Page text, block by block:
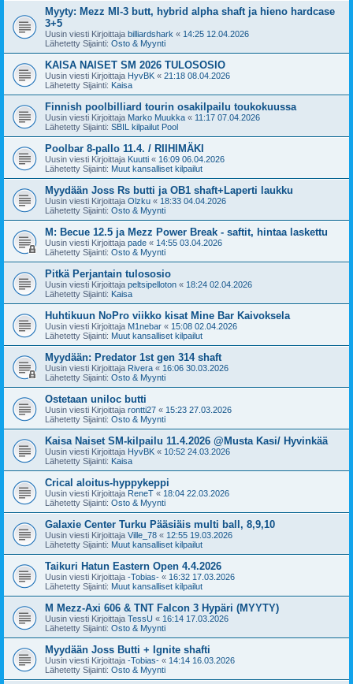
Myyty: Mezz MI-3 butt, hybrid alpha shaft ja hieno hardcase
3+5
Uusin viesti Kirjoittaja billiardshark « 14:25 12.04.2026
Lähetetty Sijainti: Osto & Myynti
KAISA NAISET SM 2026 TULOSOSIO
Uusin viesti Kirjoittaja HyvBK « 21:18 08.04.2026
Lähetetty Sijainti: Kaisa
Finnish poolbilliard tourin osakilpailu toukokuussa
Uusin viesti Kirjoittaja Marko Muukka « 11:17 07.04.2026
Lähetetty Sijainti: SBIL kilpailut Pool
Poolbar 8-pallo 11.4. / RIIHIMÄKI
Uusin viesti Kirjoittaja Kuutti « 16:09 06.04.2026
Lähetetty Sijainti: Muut kansalliset kilpailut
Myydään Joss Rs butti ja OB1 shaft+Laperti laukku
Uusin viesti Kirjoittaja Olzku « 18:33 04.04.2026
Lähetetty Sijainti: Osto & Myynti
M: Becue 12.5 ja Mezz Power Break - saftit, hintaa laskettu
Uusin viesti Kirjoittaja pade « 14:55 03.04.2026
Lähetetty Sijainti: Osto & Myynti
Pitkä Perjantain tulososio
Uusin viesti Kirjoittaja peltsipelloton « 18:24 02.04.2026
Lähetetty Sijainti: Kaisa
Huhtikuun NoPro viikko kisat Mine Bar Kaivoksela
Uusin viesti Kirjoittaja M1nebar « 15:08 02.04.2026
Lähetetty Sijainti: Muut kansalliset kilpailut
Myydään: Predator 1st gen 314 shaft
Uusin viesti Kirjoittaja Rivera « 16:06 30.03.2026
Lähetetty Sijainti: Osto & Myynti
Ostetaan uniloc butti
Uusin viesti Kirjoittaja rontti27 « 15:23 27.03.2026
Lähetetty Sijainti: Osto & Myynti
Kaisa Naiset SM-kilpailu 11.4.2026 @Musta Kasi/ Hyvinkää
Uusin viesti Kirjoittaja HyvBK « 10:52 24.03.2026
Lähetetty Sijainti: Kaisa
Crical aloitus-hyppykeppi
Uusin viesti Kirjoittaja ReneT « 18:04 22.03.2026
Lähetetty Sijainti: Osto & Myynti
Galaxie Center Turku Pääsiäis multi ball, 8,9,10
Uusin viesti Kirjoittaja Ville_78 « 12:55 19.03.2026
Lähetetty Sijainti: Muut kansalliset kilpailut
Taikuri Hatun Eastern Open 4.4.2026
Uusin viesti Kirjoittaja -Tobias- « 16:32 17.03.2026
Lähetetty Sijainti: Muut kansalliset kilpailut
M Mezz-Axi 606 & TNT Falcon 3 Hypäri (MYYTY)
Uusin viesti Kirjoittaja TessU « 16:14 17.03.2026
Lähetetty Sijainti: Osto & Myynti
Myydään Joss Butti + Ignite shafti
Uusin viesti Kirjoittaja -Tobias- « 14:14 16.03.2026
Lähetetty Sijainti: Osto & Myynti